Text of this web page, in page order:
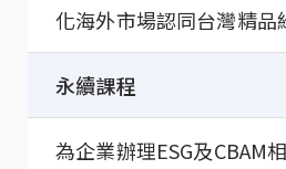
化海外市場認同台灣精品
永續課程
為企業辦理ESG及CBAM